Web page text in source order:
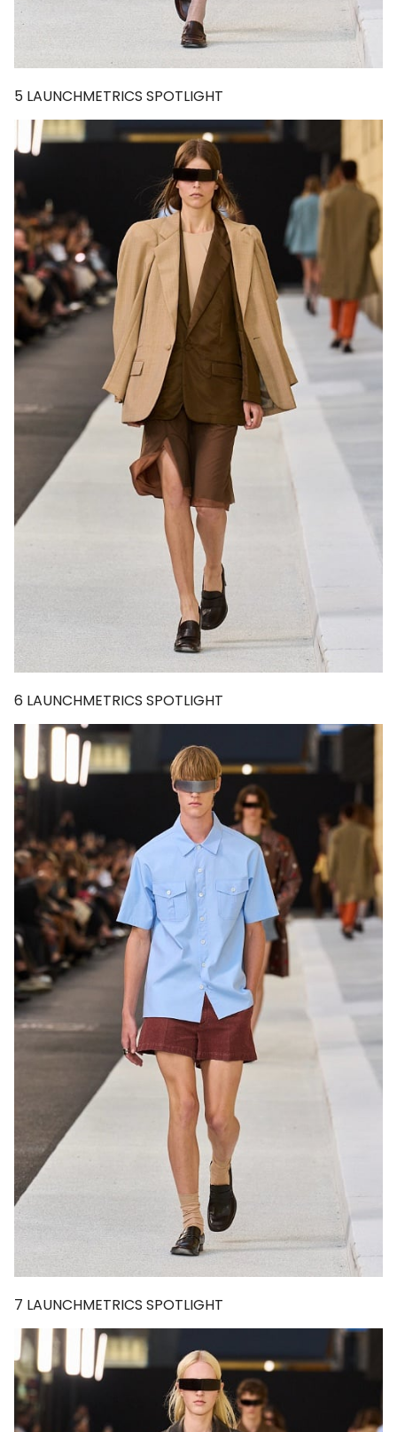
5 LAUNCHMETRICS SPOTLIGHT
6 LAUNCHMETRICS SPOTLIGHT
7 LAUNCHMETRICS SPOTLIGHT